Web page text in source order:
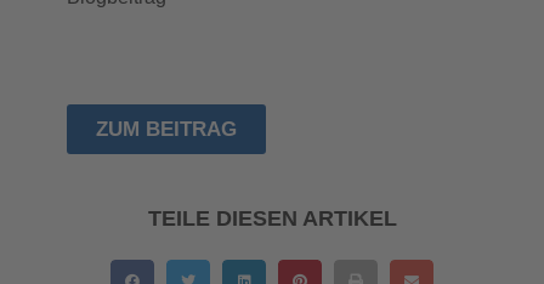
ZUM BEITRAG
TEILE DIESEN ARTIKEL